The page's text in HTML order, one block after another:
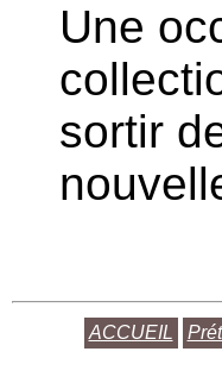
Une
sortir
ACCUEIL